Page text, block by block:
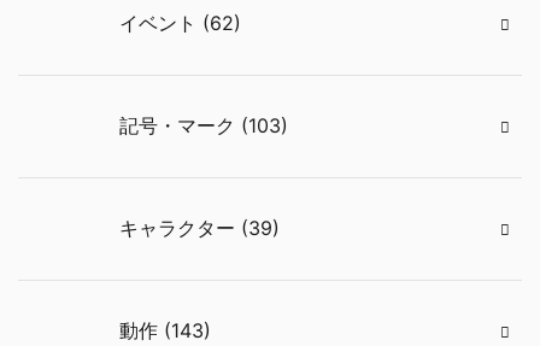
イベント (62)
記号・マーク (103)
キャラクター (39)
動作 (143)